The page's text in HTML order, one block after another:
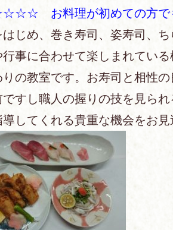
わい館とは
食文化について
セス
理教室
中の教室
ンセル・ご変更
海援隊・陸援隊 会員限定
示室
室のご紹介
ンタル
お料理が初めての方で
じめ、巻き寿司、姿寿司、
行事に合わせて楽しまれてい
の教室です。お寿司と相性
すし職人の握りの技を見ら
導してくれる貴重な機会をお